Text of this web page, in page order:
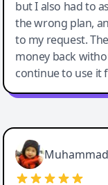
but I also had to
the wrong plan,
to my request.
money back
continue to use it
Easy-Peasy AI